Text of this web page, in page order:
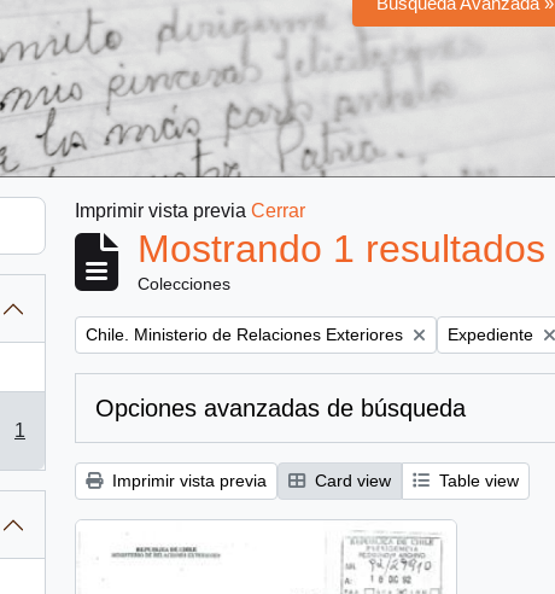
1
Imprimir vista previa Cerrar
Mostrando 1 resultados
Colecciones
Remove filter:
Chile. Ministerio de Relaciones Exteriores Remove filter:
Expediente
Opciones avanzadas de búsqueda
Imprimir vista previa Card view Table view